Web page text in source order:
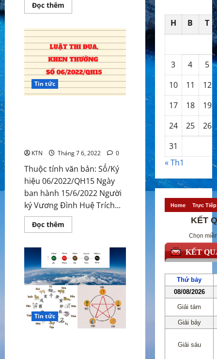
Đọc thêm
more
mạnh
Thiên
nhiên
Tin tức
KTN Tháng 7 6, 2022 0
Thuộc tính văn bản: Số/Ký
hiệu 06/2022/QH15 Ngày
ban hành 15/6/2022 Người
ký Vương Đình Huệ Trích...
Đọc thêm
more
Thi
đua,
khen
thưởng
số
06/2022/QH15
ngày
15/6/2022,
hiệu
lực
thi
hành
Tin tức
H B T
3 4
5
10
11
12
17
18
19
24
25
26
31
« Th1